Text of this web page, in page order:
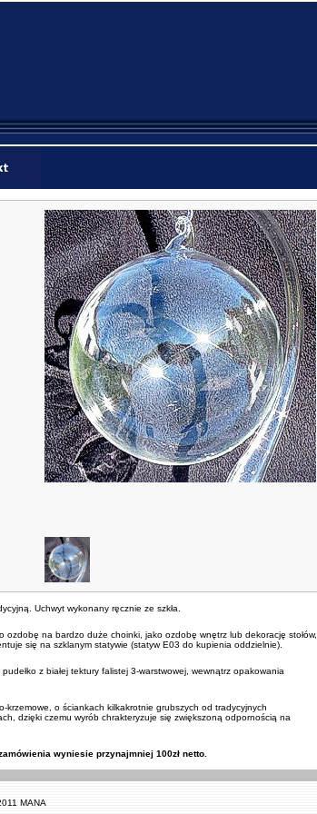
Uchwyt wykonany ręcznie ze szkła.
na bardzo duże choinki, jako ozdobę wnętrz lub dekorację stołów,
się na szklanym statywie (statyw E03 do kupienia oddzielnie).
z białej tektury falistej 3-warstwowej, wewnątrz opakowania
krzemowe, o ściankach kilkakrotnie grubszych od tradycyjnych
dzięki czemu wyrób chrakteryzuje się zwiększoną odpornością na
wyniesie przynajmniej 100zł netto.
MANA